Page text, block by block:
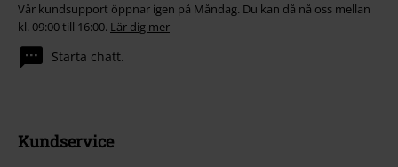
Vår kundsupport öppnar igen på Måndag. Du kan då nå oss mellan
kl. 09:00 till 16:00. Lär dig mer
Starta chatt.
Kundservice